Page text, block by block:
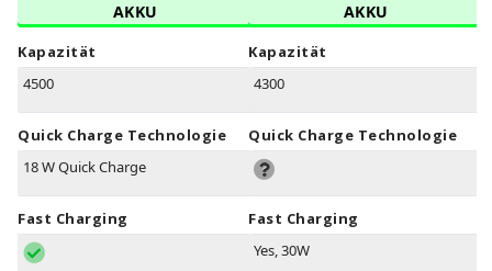
AKKU
Kapazität
4500
Quick Charge Technologie
18 W Quick Charge
Fast Charging
AKKU
Kapazität
4300
Quick Charge Technologie
Fast Charging
Yes, 30W